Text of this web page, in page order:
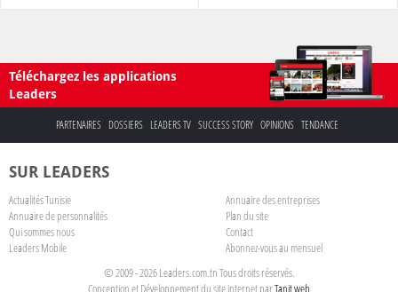
Téléchargez les applications
Leaders
PARTENAIRES DOSSIERS LEADERS TV SUCCESS STORY OPINIONS TENDANCE
SUR LEADERS
Actualités Tunisie
Annuaire des entreprises
Annuaire de personnalités
Plan du site
Qui sommes nous
Contact
Leaders Mobile
Abonnez-vous au mensuel
© 2009 - 2026 Leaders.com.tn Tous droits réservés.
Conception et Développement du site internet parTanit web